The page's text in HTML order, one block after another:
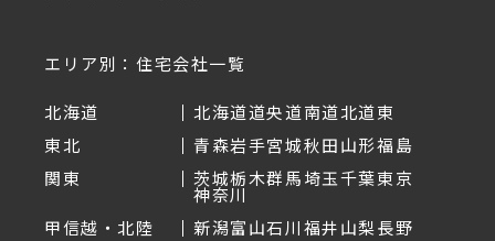
エリア別：住宅会社一覧
北海道 北海道道央道南道北道東
東北
青森岩手宮城秋田山形福島
関東
茨城栃木群馬埼玉千葉東京
神奈川
甲信越・北陸
新潟富山石川福井山梨長野